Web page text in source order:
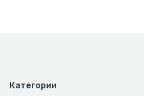
Категории